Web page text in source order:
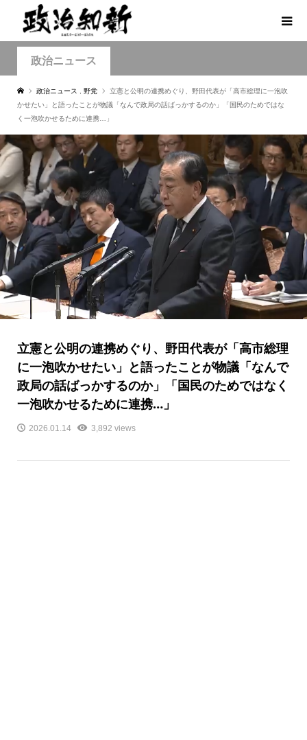
政治ニュース
政治ニュース 野党
立憲と公明の連携めぐり、野田代表が「高市総理に一泡吹
かせたい」と語ったことが物議「なんで政局の話ばっかするのか」「国民のためではな
く一泡吹かせるために連携…」
立憲と公明の連携めぐり、野田代表が「高市総理
に一泡吹かせたい」と語ったことが物議「なんで
政局の話ばっかするのか」「国民のためではなく
一泡吹かせるために連携…」
2026.01.14 3,892 views